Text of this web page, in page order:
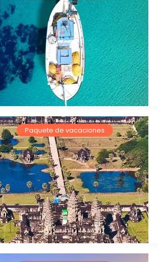
Paquete de vacaciones